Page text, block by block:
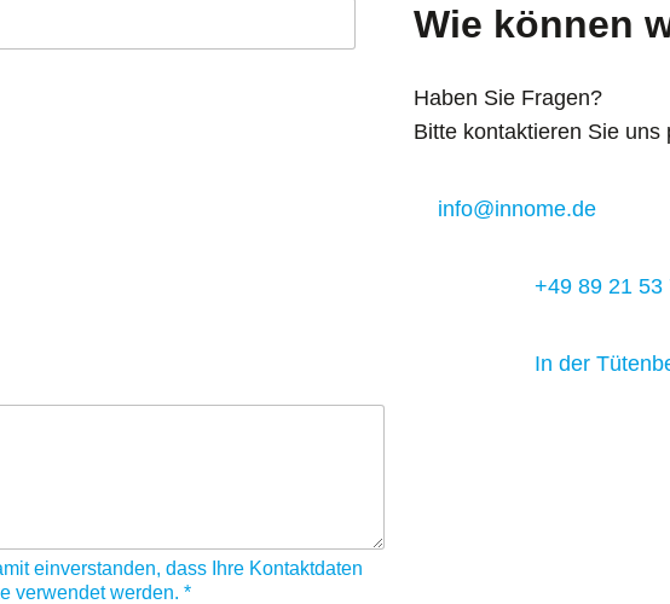
einverstanden, dass Ihre Kontaktdaten
verwendet werden. *
Wie können
Haben Sie Fragen?
Bitte kontaktieren Sie uns
info@innome.de
+49 89 21 53
In der